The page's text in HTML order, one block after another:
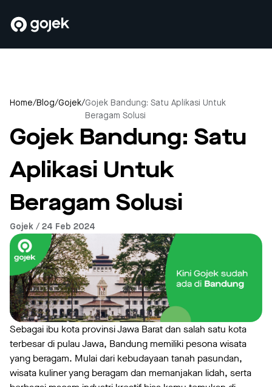
Home/Blog/Gojek/Gojek Bandung: Satu Aplikasi Untuk
Beragam Solusi
Gojek Bandung: Satu
Aplikasi Untuk
Beragam Solusi
Gojek / 24 Feb 2024
Sebagai ibu kota provinsi Jawa Barat dan salah satu kota
terbesar di pulau Jawa, Bandung memiliki pesona wisata
yang beragam. Mulai dari kebudayaan tanah pasundan,
wisata kuliner yang beragam dan memanjakan lidah, serta